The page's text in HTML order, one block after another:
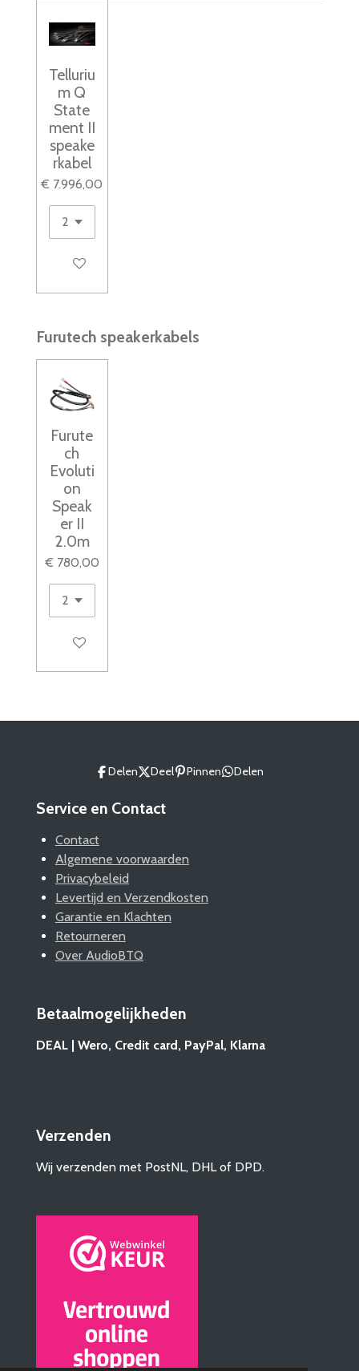
Telluriu
m Q
State
ment II
speake
rkabel
€ 7.996,00
In winkelwagen
Furutech speakerkabels
Furute
ch
Evoluti
on
Speak
er II
2.0m
€ 780,00
In winkelwagen
Delen Deel Pinnen Delen
Service en Contact
Contact
Algemene voorwaarden
Privacybeleid
Levertijd en Verzendkosten
Garantie en Klachten
Retourneren
Over AudioBTQ
Betaalmogelijkheden
DEAL | Wero, Credit card, PayPal, Klarna
Verzenden
Wij verzenden met PostNL, DHL of DPD.